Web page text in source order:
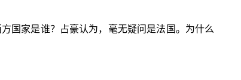
国家是谁？占豪认为，毫无疑问是法国。为什么